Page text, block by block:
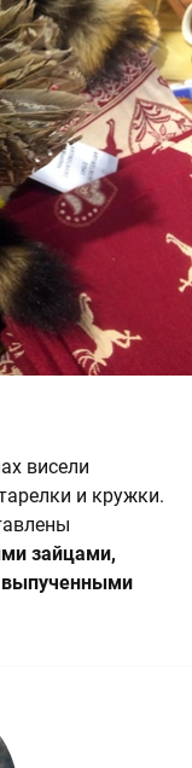
висели
и кружки.
зайцами,
выпученными